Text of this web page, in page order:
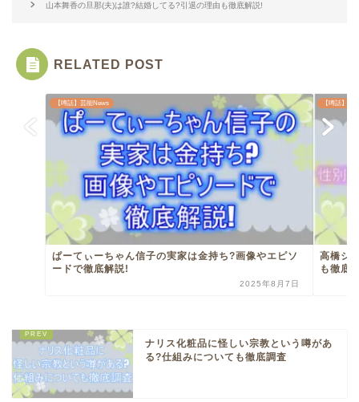
山本舞香の旦那(夫)は誰?結婚してる?引退の理由も徹底解説!
RELATED POST
【噂話】芸能News
ぱーてぃーちゃん信子の実家は金持ち?画像やエピソ
ードで徹底解説!
2025年8月7日
【噂話】芸
高橋ジ
も徹底
ナリス化粧品に怪しい宗教という噂があ
る?仕組みについても徹底調査